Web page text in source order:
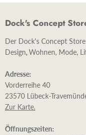
Dock's Concept
Der Dock's Concept
Design,Wohnen, Mode,
Adresse:
Vorderreihe 40
23570 Lübeck-
Zur Karte.
Öffnungszeiten: